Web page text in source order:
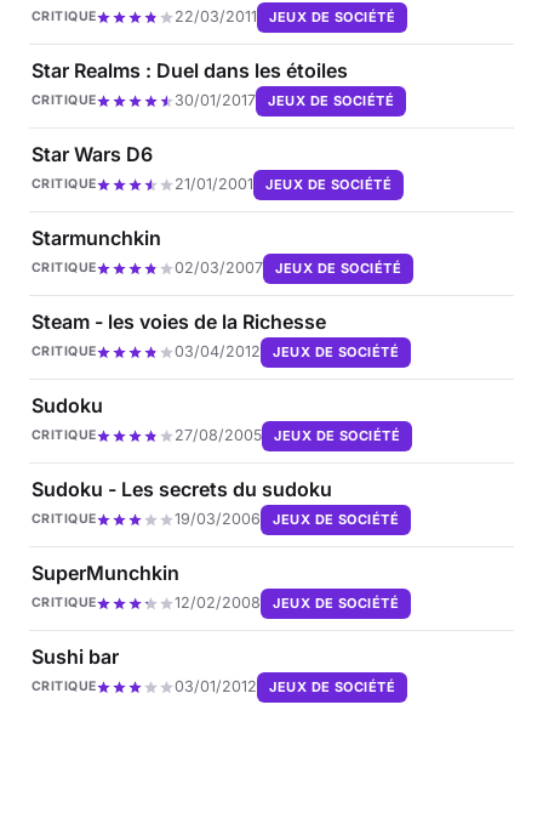
CRITIQUE 22/03/2011 JEUX DE SOCIÉTÉ
Star Realms : Duel dans les étoiles
CRITIQUE 30/01/2017 JEUX DE SOCIÉTÉ
Star Wars D6
CRITIQUE 21/01/2001 JEUX DE SOCIÉTÉ
Starmunchkin
CRITIQUE 02/03/2007 JEUX DE SOCIÉTÉ
Steam - les voies de la Richesse
CRITIQUE 03/04/2012 JEUX DE SOCIÉTÉ
Sudoku
CRITIQUE 27/08/2005 JEUX DE SOCIÉTÉ
Sudoku - Les secrets du sudoku
CRITIQUE 19/03/2006 JEUX DE SOCIÉTÉ
SuperMunchkin
CRITIQUE 12/02/2008 JEUX DE SOCIÉTÉ
Sushi bar
CRITIQUE 03/01/2012 JEUX DE SOCIÉTÉ